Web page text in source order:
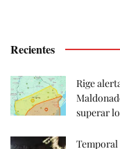
Recientes
Rige
superar